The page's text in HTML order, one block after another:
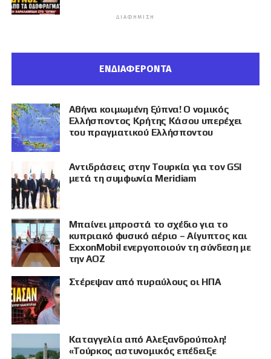
ΔΙΑΦΉΜΙΣΗ
ΕΝΔΙΑΦΕΡΟΝΤΑ
Αθήνα κοιμωμένη ξύπνα! Ο νομικός
Ελλήσποντος Κρήτης Κάσου υπερέχει
του πραγματικού Ελλήσποντου
Αντιδράσεις στην Τουρκία για τον GSI
μετά τη συμφωνία Meridiam
Μπαίνει μπροστά το σχέδιο για το
κυπριακό φυσικό αέριο – Αίγυπτος και
ExxonMobil ενεργοποιούν τη σύνδεση με
την ΑΟΖ
Στέρεψαν από πυραύλους οι ΗΠΑ
Καταγγελία από Αλεξανδρούπολη!
«Τούρκος αστυνομικός επέδειξε